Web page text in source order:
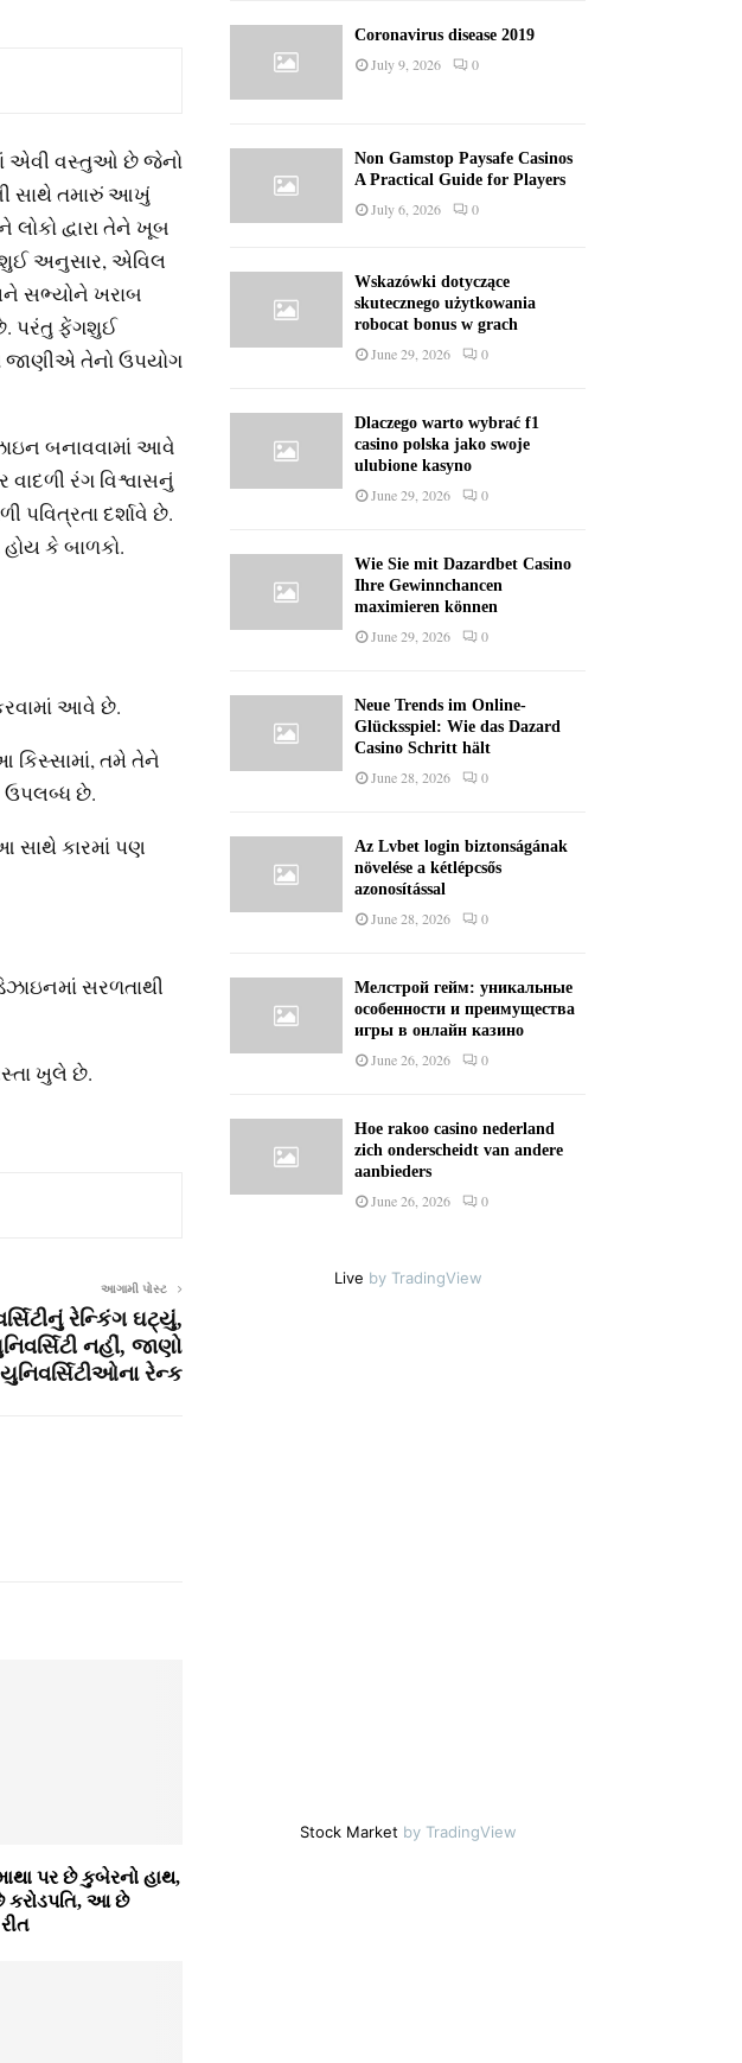
એવી વસ્તુઓ છે જેનો
સાથે તમારું આખું
દ્વારા તેને ખૂબ
અનુસાર, એવિલ
સભ્યોને ખરાબ
પરંતુ ફેંગશુઈ
તેનો ઉપયોગ
બનાવવામાં આવે
રંગ વિશ્વાસનું
દર્શાવે છે.
કે બાળકો.
આવે છે.
તમે તેને
ઉપલબ્ધ છે.
સાથે કારમાં પણ
સરળતાથી
ખુલે છે.
આગામી પોસ્ટ
રેન્કિંગ ઘટ્યું,
નહીં, જાણો
રેન્ક
પર છે કુબેરનો હાથ,
કરોડપતિ, આ છે
Coronavirus disease 2019
July 9, 2026 0
Non Gamstop Paysafe Casinos
A Practical Guide for Players
July 6, 2026 0
Wskazówki dotyczące
skutecznego użytkowania
robocat bonus w grach
June 29, 2026 0
Dlaczego warto wybrać f1
casino polska jako swoje
ulubione kasyno
June 29, 2026 0
Wie Sie mit Dazardbet Casino
Ihre Gewinnchancen
maximieren können
June 29, 2026 0
Neue Trends im Online-
Glücksspiel: Wie das Dazard
Casino Schritt hält
June 28, 2026 0
Az Lvbet login biztonságának
növelése a kétlépcsős
azonosítással
June 28, 2026 0
Мелстрой гейм: уникальные
особенности и преимущества
игры в онлайн казино
June 26, 2026 0
Hoe rakoo casino nederland
zich onderscheidt van andere
aanbieders
June 26, 2026 0
Live by TradingView
Stock Marketby TradingView